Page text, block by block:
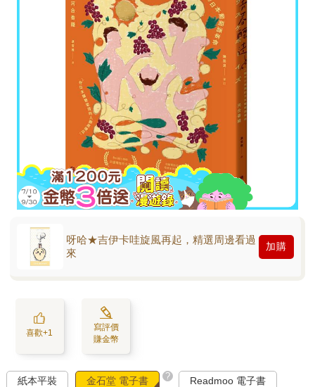
呀哈★吉伊卡哇旋風再起，精選周邊看過
來
加購
喜歡+1
寫評價
賺金幣
紙本平裝 金石堂 電子書 ? Readmoo 電子書